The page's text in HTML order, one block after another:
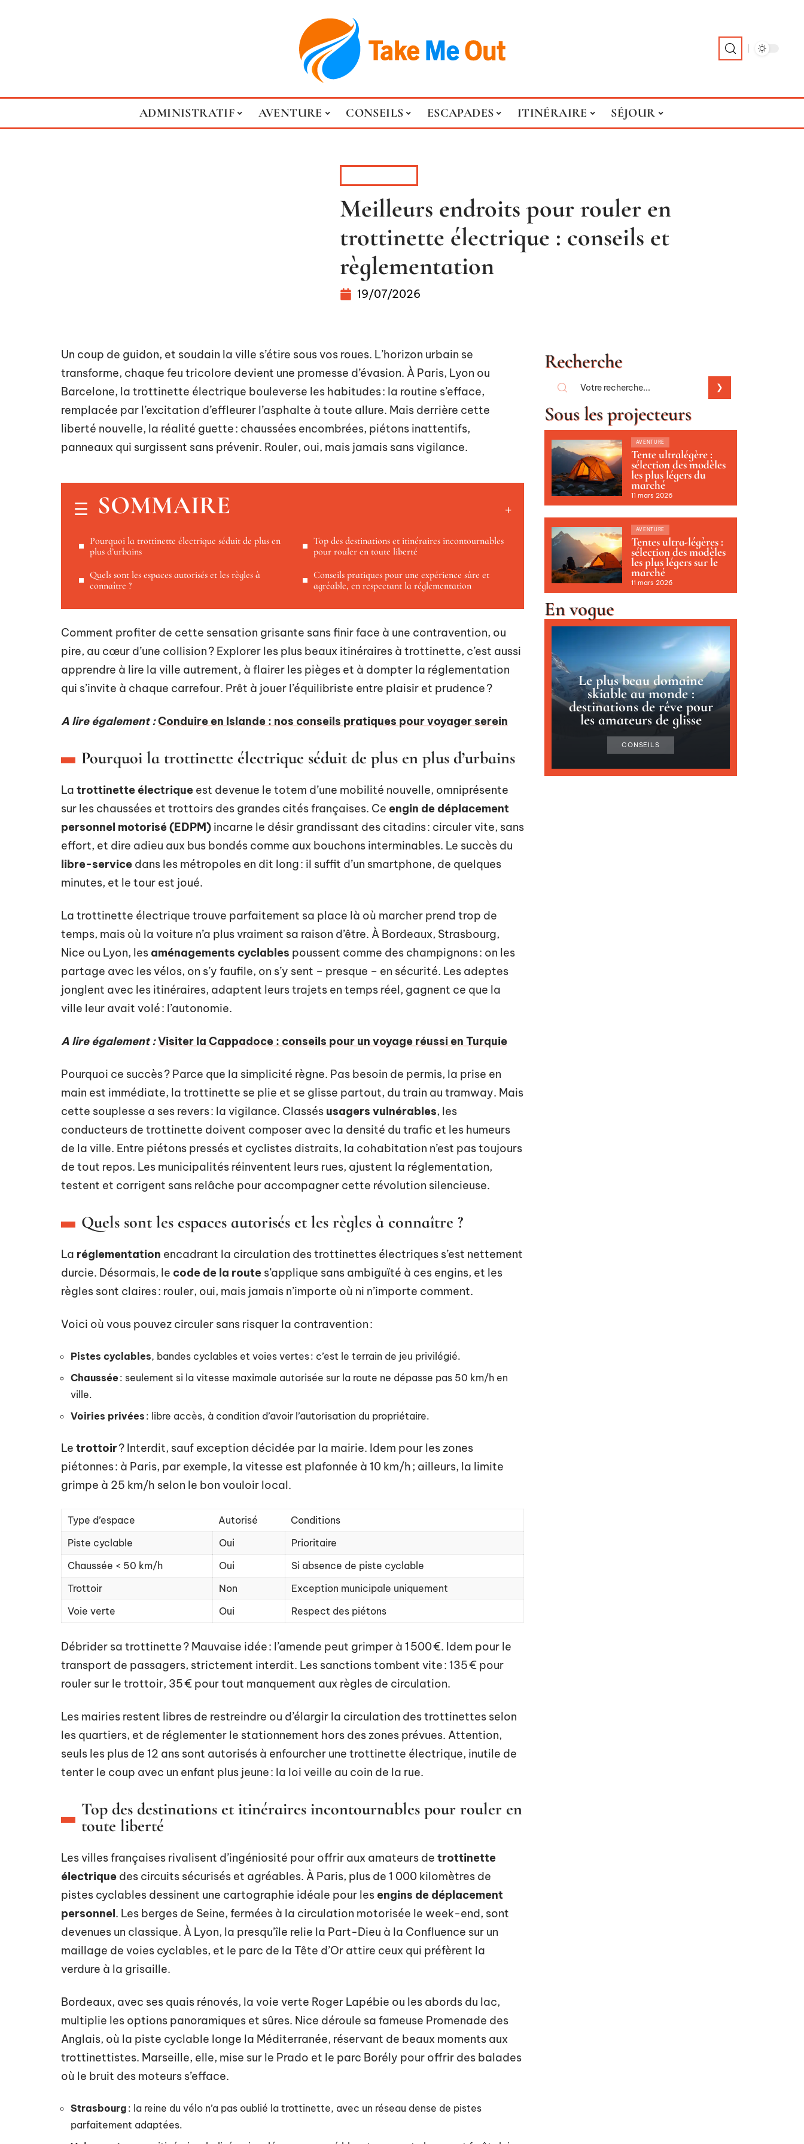
ADMINISTRATIF AVENTURE CONSEILS ESCAPADES ITINÉRAIRE SÉJOUR
Meilleurs endroits pour rouler en
trottinette électrique : conseils et
règlementation
19/07/2026
Un coup de guidon, et soudain la ville s’étire sous vos roues. L’horizon urbain se
transforme, chaque feu tricolore devient une promesse d’évasion. À Paris, Lyon ou
Barcelone, la trottinette électrique bouleverse les habitudes : la routine s’efface,
remplacée par l’excitation d’effleurer l’asphalte à toute allure. Mais derrière cette
liberté nouvelle, la réalité guette : chaussées encombrées, piétons inattentifs,
panneaux qui surgissent sans prévenir. Rouler, oui, mais jamais sans vigilance.
SOMMAIRE
Pourquoi la trottinette électrique séduit de plus en
plus d’urbains
Quels sont les espaces autorisés et les règles à
connaître ?
Top des destinations et itinéraires incontournables
pour rouler en toute liberté
Conseils pratiques pour une expérience sûre et
agréable, en respectant la réglementation
Comment profiter de cette sensation grisante sans finir face à une contravention, ou
pire, au cœur d’une collision ? Explorer les plus beaux itinéraires à trottinette, c’est aussi
apprendre à lire la ville autrement, à flairer les pièges et à dompter la réglementation
qui s’invite à chaque carrefour. Prêt à jouer l’équilibriste entre plaisir et prudence ?
A lire également :Conduire en Islande : nos conseils pratiques pour voyager serein
Pourquoi la trottinette électrique séduit de plus en plus d’urbains
La trottinette électrique est devenue le totem d’une mobilité nouvelle, omniprésente
sur les chaussées et trottoirs des grandes cités françaises. Ce engin de déplacement
personnel motorisé (EDPM) incarne le désir grandissant des citadins : circuler vite, sans
effort, et dire adieu aux bus bondés comme aux bouchons interminables. Le succès du
libre-service dans les métropoles en dit long : il suffit d’un smartphone, de quelques
minutes, et le tour est joué.
La trottinette électrique trouve parfaitement sa place là où marcher prend trop de
temps, mais où la voiture n’a plus vraiment sa raison d’être. À Bordeaux, Strasbourg,
Nice ou Lyon, les aménagements cyclables poussent comme des champignons : on les
partage avec les vélos, on s’y faufile, on s’y sent – presque – en sécurité. Les adeptes
jonglent avec les itinéraires, adaptent leurs trajets en temps réel, gagnent ce que la
ville leur avait volé : l’autonomie.
A lire également :Visiter la Cappadoce : conseils pour un voyage réussi en Turquie
Pourquoi ce succès ? Parce que la simplicité règne. Pas besoin de permis, la prise en
main est immédiate, la trottinette se plie et se glisse partout, du train au tramway. Mais
cette souplesse a ses revers : la vigilance. Classés usagers vulnérables, les
conducteurs de trottinette doivent composer avec la densité du trafic et les humeurs
de la ville. Entre piétons pressés et cyclistes distraits, la cohabitation n’est pas toujours
de tout repos. Les municipalités réinventent leurs rues, ajustent la réglementation,
testent et corrigent sans relâche pour accompagner cette révolution silencieuse.
Quels sont les espaces autorisés et les règles à connaître ?
La réglementation encadrant la circulation des trottinettes électriques s’est nettement
durcie. Désormais, le code de la route s’applique sans ambiguïté à ces engins, et les
règles sont claires : rouler, oui, mais jamais n’importe où ni n’importe comment.
Voici où vous pouvez circuler sans risquer la contravention :
Pistes cyclables, bandes cyclables et voies vertes : c’est le terrain de jeu privilégié.
Chaussée : seulement si la vitesse maximale autorisée sur la route ne dépasse pas 50 km/h en
ville.
Voiries privées : libre accès, à condition d’avoir l’autorisation du propriétaire.
Le trottoir? Interdit, sauf exception décidée par la mairie. Idem pour les zones
piétonnes : à Paris, par exemple, la vitesse est plafonnée à 10 km/h ; ailleurs, la limite
grimpe à 25 km/h selon le bon vouloir local.
Type d’espace Autorisé
Conditions
Piste cyclable
Oui
Prioritaire
Chaussée < 50 km/h
Oui
Si absence de piste cyclable
Trottoir
Non
Exception municipale uniquement
Voie verte
Oui Respect des piétons
Débrider sa trottinette ? Mauvaise idée : l’amende peut grimper à 1 500 €. Idem pour le
transport de passagers, strictement interdit. Les sanctions tombent vite : 135 € pour
rouler sur le trottoir, 35 € pour tout manquement aux règles de circulation.
Les mairies restent libres de restreindre ou d’élargir la circulation des trottinettes selon
les quartiers, et de réglementer le stationnement hors des zones prévues. Attention,
seuls les plus de 12 ans sont autorisés à enfourcher une trottinette électrique, inutile de
tenter le coup avec un enfant plus jeune : la loi veille au coin de la rue.
Top des destinations et itinéraires incontournables pour rouler en
toute liberté
Les villes françaises rivalisent d’ingéniosité pour offrir aux amateurs de trottinette
électrique des circuits sécurisés et agréables. À Paris, plus de 1 000 kilomètres de
pistes cyclables dessinent une cartographie idéale pour les engins de déplacement
personnel. Les berges de Seine, fermées à la circulation motorisée le week-end, sont
devenues un classique. À Lyon, la presqu’île relie la Part-Dieu à la Confluence sur un
maillage de voies cyclables, et le parc de la Tête d’Or attire ceux qui préfèrent la
verdure à la grisaille.
Bordeaux, avec ses quais rénovés, la voie verte Roger Lapébie ou les abords du lac,
multiplie les options panoramiques et sûres. Nice déroule sa fameuse Promenade des
Anglais, où la piste cyclable longe la Méditerranée, réservant de beaux moments aux
trottinettistes. Marseille, elle, mise sur le Prado et le parc Borély pour offrir des balades
où le bruit des moteurs s’efface.
Strasbourg : la reine du vélo n’a pas oublié la trottinette, avec un réseau dense de pistes
parfaitement adaptées.
Recherche
Sous les projecteurs
AVENTURE
Tente ultralégère :
sélection des modèles
les plus légers du
marché
11 mars 2026
AVENTURE
Tentes ultra-légères :
sélection des modèles
les plus légers sur le
marché
11 mars 2026
En vogue
Le plus beau domaine
skiable au monde :
destinations de rêve pour
les amateurs de glisse
CONSEILS